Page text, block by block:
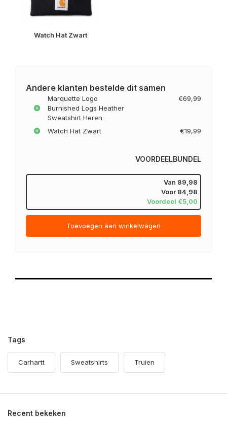
Watch Hat Zwart
Andere klanten bestelde dit samen
Marquette Logo
Burnished Logs Heather
Sweatshirt Heren
€69,99
Watch Hat Zwart €19,99
VOORDEELBUNDEL
Van 89,98
Voor 84,98
Voordeel €5,00
Toevoegen aan winkelwagen
Tags
Carhartt Sweatshirts Truien
Recent bekeken